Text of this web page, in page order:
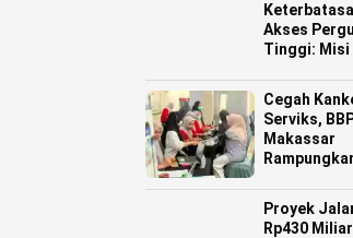
Akses
Tinggi: Misi
Abad 21
Cegah
Serviks,
Makassar
Proyek
Rp430